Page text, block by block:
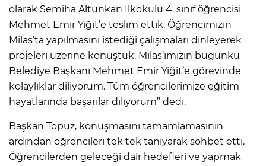
olarak Semiha Altunkan İlkokulu 4. sınıf öğrencisi
Mehmet Emir Yiğit’e teslim ettik. Öğrencimizin
Milas’ta yapılmasını istediği çalışmaları dinleyerek
projeleri üzerine konuştuk. Milas’ımızın bugünkü
Belediye Başkanı Mehmet Emir Yiğit’e görevinde
kolaylıklar diliyorum. Tüm öğrencilerimize eğitim
hayatlarında başarılar diliyorum” dedi.
Başkan Topuz, konuşmasını tamamlamasının
ardından öğrencileri tek tek tanıyarak sohbet etti.
Öğrencilerden geleceği dair hedefleri ve yapmak